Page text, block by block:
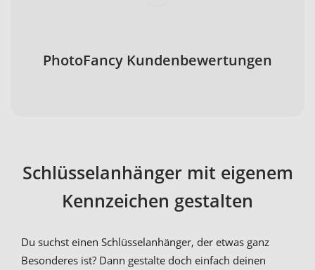
PhotoFancy Kundenbewertungen
Schlüsselanhänger mit eigenem
Kennzeichen gestalten
Du suchst einen Schlüsselanhänger, der etwas ganz
Besonderes ist? Dann gestalte doch einfach deinen